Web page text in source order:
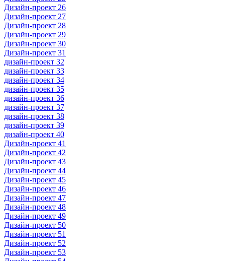
Дизайн-проект 26
Дизайн-проект 27
Дизайн-проект 28
Дизайн-проект 29
Дизайн-проект 30
Дизайн-проект 31
дизайн-проект 32
дизайн-проект 33
дизайн-проект 34
дизайн-проект 35
дизайн-проект 36
дизайн-проект 37
дизайн-проект 38
дизайн-проект 39
дизайн-проект 40
Дизайн-проект 41
Дизайн-проект 42
Дизайн-проект 43
Дизайн-проект 44
Дизайн-проект 45
Дизайн-проект 46
Дизайн-проект 47
Дизайн-проект 48
Дизайн-проект 49
Дизайн-проект 50
Дизайн-проект 51
Дизайн-проект 52
Дизайн-проект 53